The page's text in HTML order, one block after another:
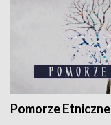
Pomorze Etniczne